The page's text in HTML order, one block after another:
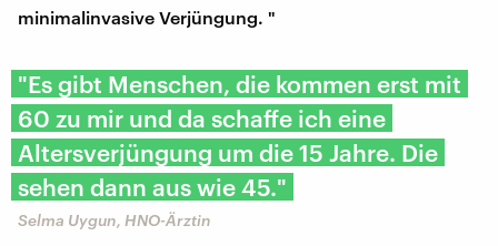
minimalinvasive Verjüngung. "
"Es gibt Menschen, die kommen erst mit
60 zu mir und da schaffe ich eine
Altersverjüngung um die 15 Jahre. Die
sehen dann aus wie 45."
Selma Uygun, HNO-Ärztin